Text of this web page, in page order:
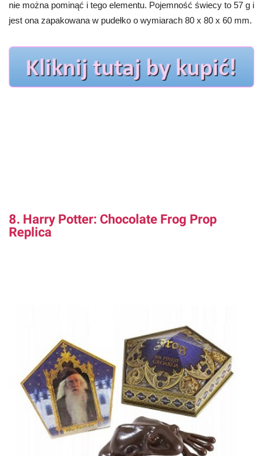
nie można pominąć i tego elementu. Pojemność świecy to 57 g i
jest ona zapakowana w pudełko o wymiarach 80 x 80 x 60 mm.
8. Harry Potter: Chocolate Frog Prop
Replica